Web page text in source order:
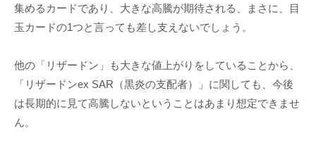
集めるカードであり、大きな高騰が期待される、まさに、目
玉カードの1つと言っても差し支えないでしょう。
他の「リザードン」も大きな値上がりをしていることから、
「リザードンex SAR（黒炎の支配者）」に関しても、今後
は長期的に見て高騰しないということはあまり想定できませ
ん。